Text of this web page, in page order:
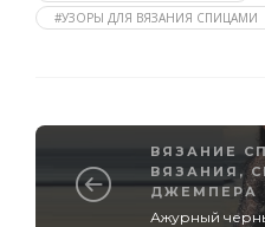
#УЗОРЫ ДЛЯ ВЯЗАНИЯ СПИЦАМИ
ВЯЗАНИЕ
ВЯЗАНИЯ ,
ДЖЕМПЕРА
Ажурный